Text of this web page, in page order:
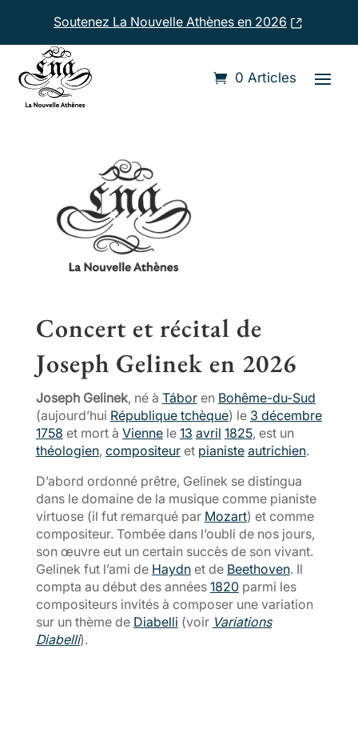
Soutenez La Nouvelle Athènes en 2026
0 Articles
Accueil
Concert et récital de
Joseph Gelinek en 2026
Joseph Gelinek, né à Táboren Bohême-du-Sud
(aujourd’hui République tchèque) le 3 décembre
1758 et mort à Viennele 13 avril 1825, est un
théologien, compositeuret pianiste autrichien.
D’abord ordonné prêtre, Gelinek se distingua
dans le domaine de la musique comme pianiste
virtuose (il fut remarqué par Mozart) et comme
compositeur. Tombée dans l’oubli de nos jours,
son œuvre eut un certain succès de son vivant.
Gelinek fut l’ami de Haydnet de Beethoven. Il
compta au début des années 1820parmi les
compositeurs invités à composer une variation
sur un thème de Diabelli (voir Variations
Diabelli).